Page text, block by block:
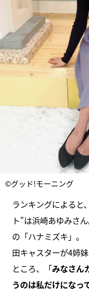
©グッド!モーニング
ランキングによると
ト”は浜崎あゆみさ
の「ハナミズキ」。
田キャスターが4姉
ところ、「みなさん
うのは私だけになっ